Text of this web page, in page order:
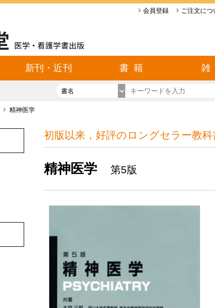
ご注文につ
会員登録
新刊・近刊 書 籍 雑
書名
精神医学
初版以来，好評のロングセラー教科
精神医学 第5版